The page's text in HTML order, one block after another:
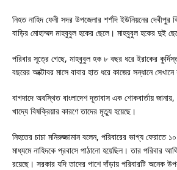
নিহত নাহিদ ফেনী সদর উপজেলার শর্শদি ইউনিয়নের দেবীপুর
বাড়ির মোহাম্মদ মাহবুবুল হকের ছেলে। মাহবুবুল হকের দুই
পরিবার সূত্রে গেছে, মাহবুবুল হক ৮ বছর ধরে ইরাকের
বছরের অক্টোবর মাসে বাবার হাত ধরে কাজের সন্ধানে সেখানে
বাগদাদে অবস্থিত বাংলাদেশ দূতাবাস এক শোকবার্তায় জানায়,
খাদ্যে বিষক্রিয়ার কারণে তাদের মৃত্যু হয়েছে।
নিহতের চাচা মনিরুজ্জামান বলেন, পরিবারের ভাগ্য ফেরাতে
মাধ্যমে নাহিদকে প্রবাসে পাঠানো হয়েছিল। তার পরিবার
রয়েছে। সরকার যদি তাদের পাশে দাঁড়ায় পরিবারটি অনেক